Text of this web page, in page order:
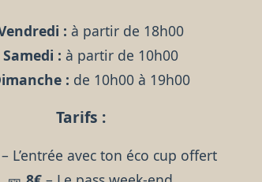
: à partir de 18h00
Samedi : à partir de 10h00
: de 10h00 à 19h00
Tarifs :
– L’entrée avec ton éco cup offert